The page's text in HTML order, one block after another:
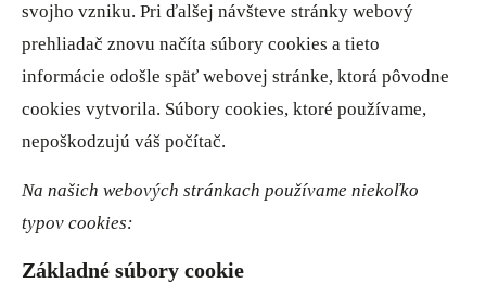
svojho vzniku. Pri ďalšej návšteve stránky webový
prehliadač znovu načíta súbory cookies a tieto
informácie odošle späť webovej stránke, ktorá pôvodne
cookies vytvorila. Súbory cookies, ktoré používame,
nepoškodzujú váš počítač.
Na našich webových stránkach používame niekoľko
typov cookies:
Základné súbory cookie